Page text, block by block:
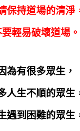
保持道場的清淨
輕易破壞道場。
為有很多眾生，
人生不順的眾生
遇到困難的眾生